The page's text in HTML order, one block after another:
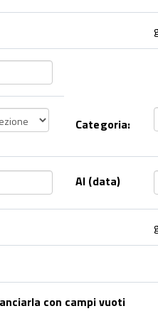
Categoria:
Al (data)
con campi vuoti